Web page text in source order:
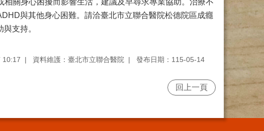
關身心困擾而影響生活，建議及早尋求專業協助。治療不
與其他身心困難。請洽臺北市立聯合醫院松德院區成癮
支持。
10:17 資料維護：臺北市立聯合醫院 發布日期：115-05-14
回上一頁